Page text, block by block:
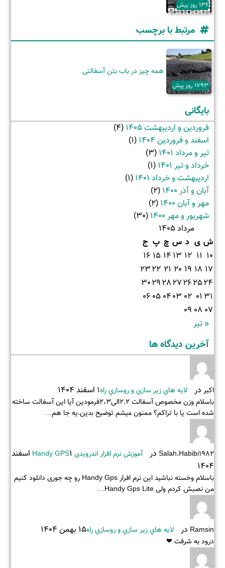
136 روز پیش
مرتبط با برچسب
1793 روز پیش
همه چیز در باب بتن آسفالتی
بایگانی
فروردین و اردیبهشت 1405
(4)
اسفند و فروردین 1404
(1)
تیر و مرداد 1401
(3)
خرداد و تیر 1401
(1)
اردیبهشت و خرداد 1401
(1)
آبان و آذر 1400
(2)
مهر و آبان 1400
(2)
شهریور و مهر 1400
(30)
مرداد 1405
ش ی د س چ پ ج
10
11
12
13
14
15
16
17
18
19
20
21
22
23
24
25
26
27
28
29
30
31
01
02
03
04
05
06
07
08
09
« تیر
آخرین دیدگاه ها
اکبر در لايه هاي زير سازي و روسازي راه1 اسفند 1404
باسلام وزن مخصوص آسفالت 2.2الی2،3فرمودین آیا این آسفالت ساخته
شده است یا با تراکم؟ ممنون میشم توضیح بدین.یه جا هم…
Salah.habibi1982 در آموزش نرم افزار اندرویدی Handy GPS
1 اسفند
1404
باسلام وخسته نباشید این نرم افرار Handy Gps رو چه جوری دانلود کنیم
من نصبش کردم ولی Handy Gps Lite…
Ramsin در لايه هاي زير سازي و روسازي راه15 بهمن 1404
درود به شرفت ❤